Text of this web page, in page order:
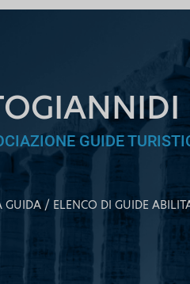
GUIDE
GUIDA ELENCO DI GUIDE